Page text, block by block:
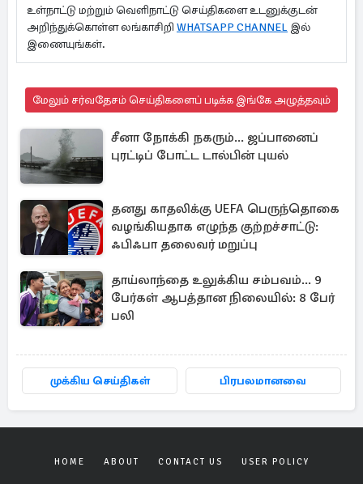
உள்நாட்டு மற்றும் வெளிநாட்டு செய்திகளை உடனுக்குடன்
அறிந்துக்கொள்ள லங்காசிறி WHATSAPP CHANNEL இல்
இணையுங்கள்.
மேலும் சர்வதேசம் செய்திகளைப் படிக்க இங்கே அழுத்தவும்
சீனா நோக்கி நகரும்... ஜப்பானைப்
புரட்டிப் போட்ட டால்பின் புயல்
தனது காதலிக்கு UEFA பெருந்தொகை
வழங்கியதாக எழுந்த குற்றச்சாட்டு:
ஃபிஃபா தலைவர் மறுப்பு
தாய்லாந்தை உலுக்கிய சம்பவம்... 9
பேர்கள் ஆபத்தான நிலையில்: 8 பேர்
பலி
முக்கிய செய்திகள் பிரபலமானவை
HOME ABOUT CONTACT US USER POLICY